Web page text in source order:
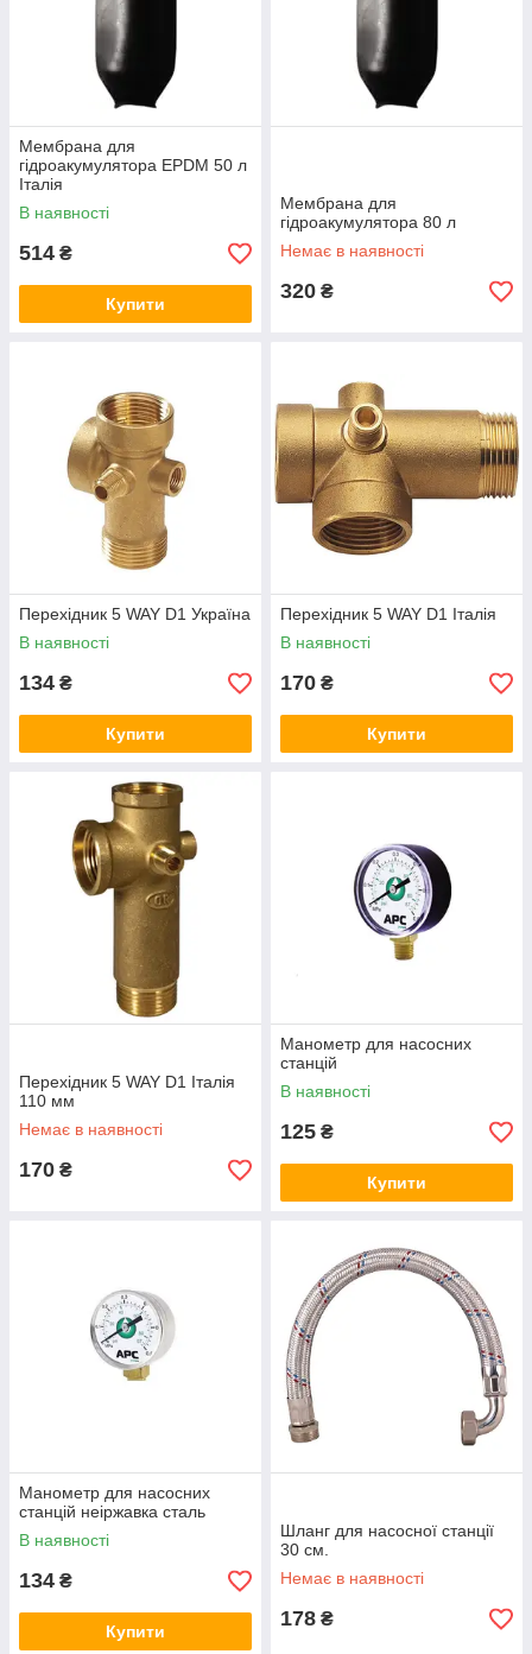
Мембрана для
гідроакумулятора EPDM 50 л
Італія
В наявності
514 ₴
Купити
Мембрана для
гідроакумулятора 80 л
Немає в наявності
320 ₴
Перехідник 5 WAY D1 Україна
В наявності
134 ₴
Купити
Перехідник 5 WAY D1 Італія
В наявності
170 ₴
Купити
Перехідник 5 WAY D1 Італія
110 мм
Немає в наявності
170 ₴
Манометр для насосних
станцій
В наявності
125 ₴
Купити
Манометр для насосних
станцій неіржавка сталь
В наявності
134 ₴
Купити
Шланг для насосної станції
30 см.
Немає в наявності
178 ₴